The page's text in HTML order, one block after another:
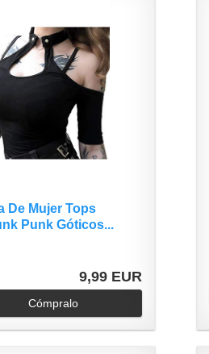
De Mujer Tops
Punk Góticos...
9,99 EUR
Cómpralo